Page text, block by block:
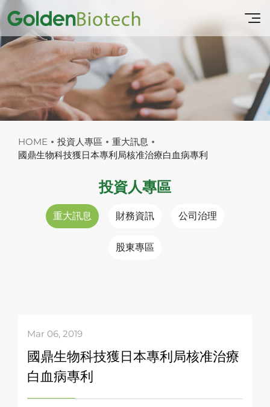
HOME 投資人專區
重大訊息
國鼎生物科技獲日本專利局核准治療白血病專利
投資人專區
重大訊息 財務資訊 公司治理
股東專區
Mar 06, 2019
國鼎生物科技獲日本專利局核准治療
白血病專利